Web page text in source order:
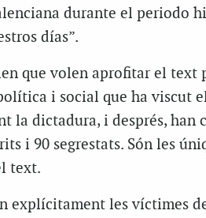
durante el periodo
días”.
que volen aprofitar el text
i social que ha viscut
la dictadura, i després, han
i 90 segrestats. Són les
text.
explícitament les víctimes